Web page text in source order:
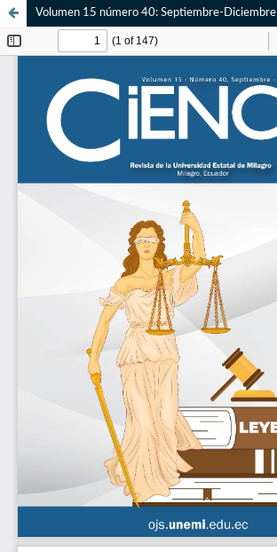
Volumen 15 número 40: Septiembre-Diciembre